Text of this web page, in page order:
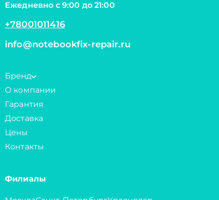
Ежедневно с 9:00 до 21:00
+78001011416
info@notebookfix-repair.ru
Бренд
О компании
Гарантия
Доставка
Цены
Контакты
Филиалы